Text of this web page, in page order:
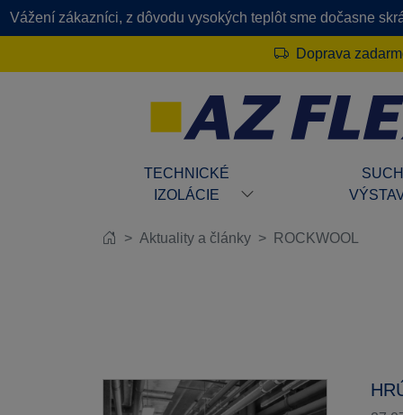
Vážení zákazníci, z dôvodu vysokých teplôt sme dočasne
Doprava
TECHNICKÉ
IZOLÁCIE
Aktuality a články ROCKWOOL